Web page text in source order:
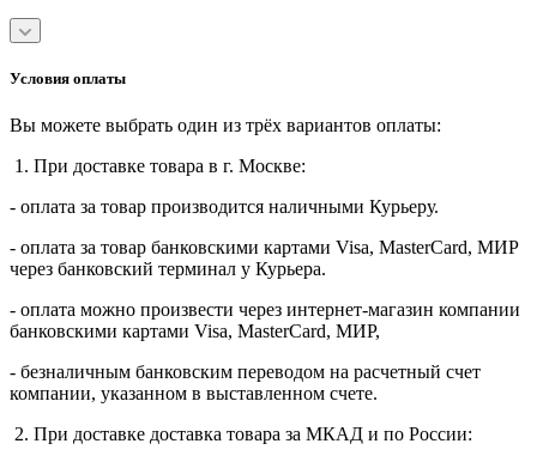
Условия оплаты
Вы можете выбрать один из трёх вариантов оплаты:
1. При доставке товара в г. Москве:
- оплата за товар производится наличными Курьеру.
- оплата за товар банковскими картами Visa, MasterСard, МИР
через банковский терминал у Курьера.
- оплата можно произвести через интернет-магазин компании
банковскими картами Visa, MasterСard, МИР,
- безналичным банковским переводом на расчетный счет
компании, указанном в выставленном счете.
2. При доставке доставка товара за МКАД и по России: